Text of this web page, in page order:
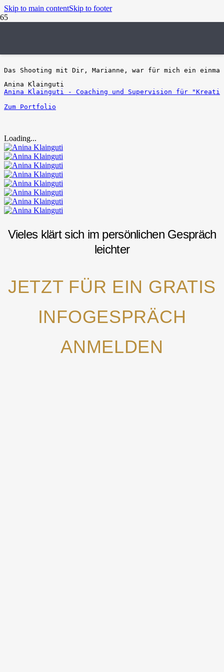
Skip to main contentSkip to footer
Das Shooting mit Dir, Marianne, war für mich ein
Anina Klainguti
Anina Klainguti - Coaching und Supervision für
Zum Portfolio
Loading...
Vieles klärt sich im persönlichen Gespräch
leichter
JETZT FÜR EIN GRATIS
INFOGESPRÄCH
ANMELDEN